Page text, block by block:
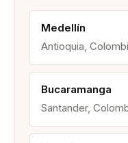
Medellín
Antioquia,
Bucaramanga
Santander,